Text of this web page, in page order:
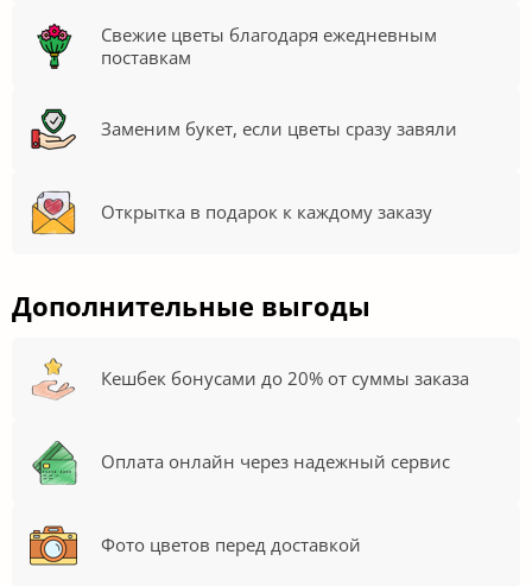
Свежие цветы благодаря ежедневным
поставкам
Заменим букет, если цветы сразу завяли
Открытка в подарок к каждому заказу
Дополнительные выгоды
Кешбек бонусами до 20% от суммы заказа
Оплата онлайн через надежный сервис
Фото цветов перед доставкой